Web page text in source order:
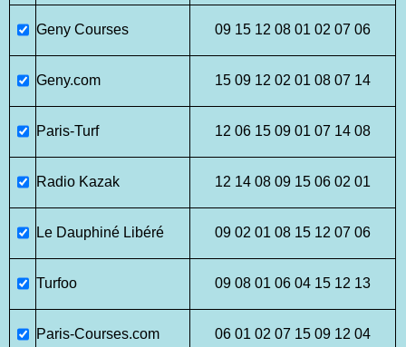
Geny Courses 09 15 12 08 01 02 07 06
Geny.com 15 09 12 02 01 08 07 14
Paris-Turf 12 06 15 09 01 07 14 08
Radio Kazak 12 14 08 09 15 06 02 01
Le Dauphiné Libéré 09 02 01 08 15 12 07 06
Turfoo 09 08 01 06 04 15 12 13
Paris-Courses.com 06 01 02 07 15 09 12 04